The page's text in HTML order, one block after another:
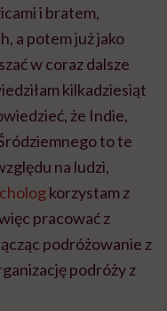
i bratem,
a potem już jako
w coraz dalsze
kilkadziesiąt
że Indie,
to te
na ludzi,
korzystam z
pracować z
podróżowanie z
podróży z